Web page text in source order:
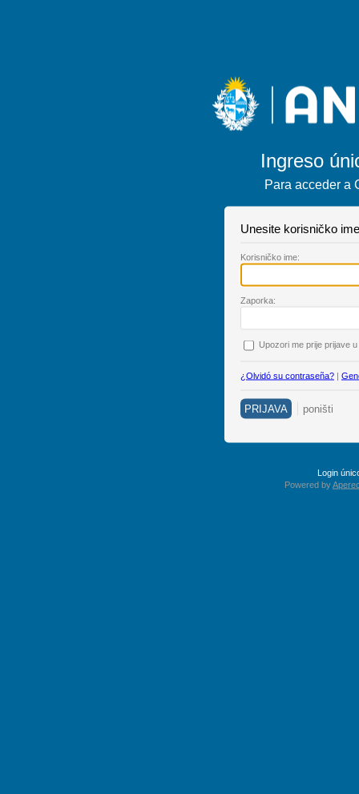
Ingreso
Para acceder a
Unesite korisničko
Korisničko ime:
Zaporka:
Upozori me prije prijave
¿Olvidó su contraseña? |
Login
Powered by